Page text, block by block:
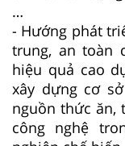
…
- Hướng phát
trung, an toàn
hiệu quả cao
xây dựng cơ
nguồn thức ăn,
công nghệ